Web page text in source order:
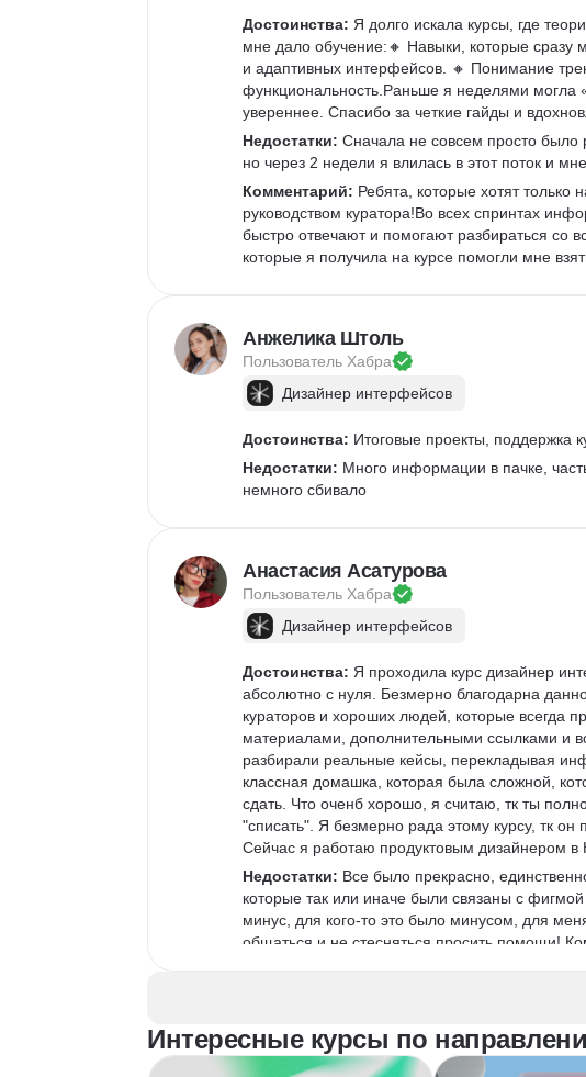
Достоинства: Я долго искала курсы, где
мне дало обучение:🔸 Навыки, которые сразу
и адаптивных интерфейсов. 🔸 Понимание
функциональность.Раньше я неделями могла
увереннее. Спасибо за четкие гайды и
Недостатки: Сначала не совсем просто было
но через 2 недели я влилась в этот поток и
Комментарий: Ребята, которые хотят только
руководством куратора!Во всех спринтах
быстро отвечают и помогают разбираться со
которые я получила на курсе помогли мне
Анжелика Штоль
Пользователь Хабра
Дизайнер интерфейсов
Достоинства: Итоговые проекты, поддержка
Недостатки: Много информации в пачке,
немного сбивало
Анастасия Асатурова
Пользователь Хабра
Дизайнер интерфейсов
Достоинства: Я проходила курс дизайнер
абсолютно с нуля. Безмерно благодарна
кураторов и хороших людей, которые всегда
материалами, дополнительными ссылками и
разбирали реальные кейсы, перекладывая
классная домашка, которая была сложной,
сдать. Что оченб хорошо, я считаю, тк ты
"списать". Я безмерно рада этому курсу, тк он
Сейчас я работаю продуктовым дизайнером
Недостатки: Все было прекрасно,
которые так или иначе были связаны с
минус, для кого-то это было минусом, для
общаться и не стесняться просить помощи!
нужно сдать тесты (есть внутри ЯП) очень
обучение, в котором есть дедлайны, сложные
получалось совмещать работу и учиться, но
Интересные курсы по